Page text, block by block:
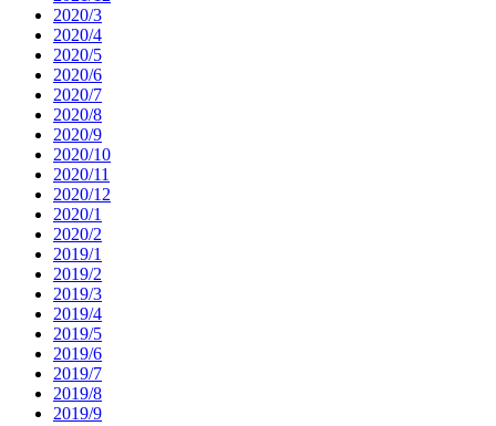
2020/3
2020/4
2020/5
2020/6
2020/7
2020/8
2020/9
2020/10
2020/11
2020/12
2020/1
2020/2
2019/1
2019/2
2019/3
2019/4
2019/5
2019/6
2019/7
2019/8
2019/9